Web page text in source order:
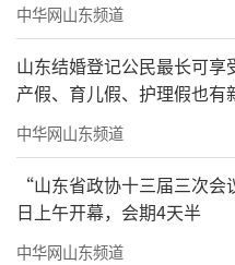
要自律自强，加强自
张邦雄表示，珠
一如既往支持珠海市
动珠海美术事业高质
建设和粤港澳人文湾
中华网山东频道
山东结婚登记公民最长可享
产假、育儿假、护理假也有
中华网山东频道
“山东省政协十三届三次
日上午开幕，会期4天半
中华网山东频道